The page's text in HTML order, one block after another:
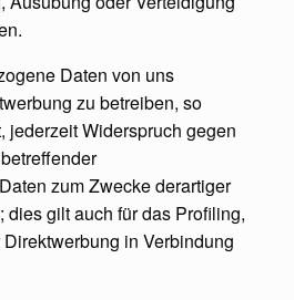
Daten von uns
zu betreiben, so
jederzeit Widerspruch gegen
zum Zwecke derartiger
gilt auch für das Profiling,
in Verbindung